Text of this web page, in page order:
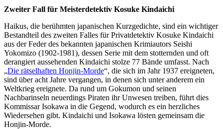
Zweiter Fall für Meisterdetektiv Kosuke Kindaichi
Haikus, die berühmten japanischen Kurzgedichte, sind ein wichtiger
Bestandteil des zweiten Falles für Privatdetektiv Kosuke Kindaichi
aus der Feder des bekannten japanischen Krimiautors Seishi
Yokomizo (1902-1981), dessen Serie mit dem stotternden und oft
derangiert aussehenden Kindaichi stolze 77 Bände umfasst. Nach
„Die rätselhaften Honjin-Morde“, die sich im Jahr 1937 ereigneten,
sind über acht Jahre vergangen, in denen sich unter anderem ein
Weltkrieg ereignete. Da rund um Gokumon und seinen
Nachbarinseln neuerdings Piraten ihr Unwesen treiben, führt dies
Kommissar Isokawa in die Gegend, wodurch es ein herzliches
Wiedersehen gibt. Kindaichi und Isokawa lösten gemeinsam die
Honjin-Morde.